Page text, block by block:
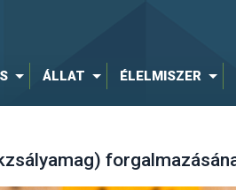
ÁLLAT ÉLELMISZER